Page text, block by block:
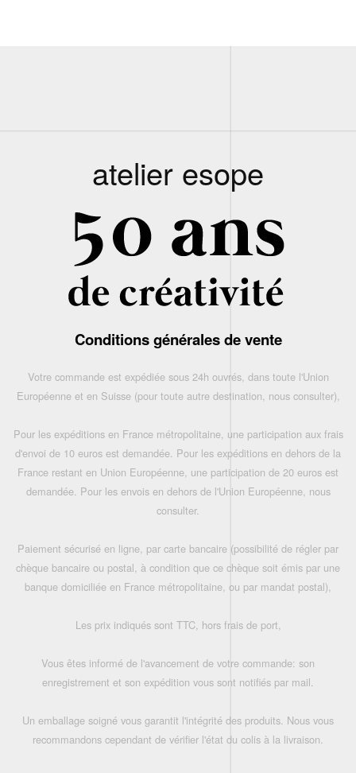
atelier esope
Conditions générales de vente
Votre commande est expédiée sous 24h ouvrés, dans toute l'Union
Européenne et en Suisse (pour toute autre destination, nous consulter),
Pour les expéditions en France métropolitaine, une participation aux frais
d'envoi de 10 euros est demandée. Pour les expéditions en dehors de la
France restant en Union Européenne, une participation de 20 euros est
demandée. Pour les envois en dehors de l'Union Européenne, nous
consulter.
Paiement sécurisé en ligne, par carte bancaire (possibilité de régler par
chèque bancaire ou postal, à condition que ce chèque soit émis par une
banque domiciliée en France métropolitaine, ou par mandat postal),
Les prix indiqués sont TTC, hors frais de port,
Vous êtes informé de l'avancement de votre commande: son
enregistrement et son expédition vous sont notifiés par mail.
Un emballage soigné vous garantit l'intégrité des produits. Nous vous
recommandons cependant de vérifier l'état du colis à la livraison.